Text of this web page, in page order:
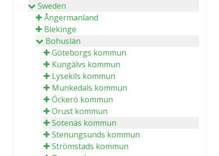
Sweden
Ångermanland
Blekinge
Bohuslän
Göteborgs kommun
Kungälvs kommun
Lysekils kommun
Munkedals kommun
Öckerö kommun
Orust kommun
Sotenäs kommun
Stenungsunds kommun
Strömstads kommun